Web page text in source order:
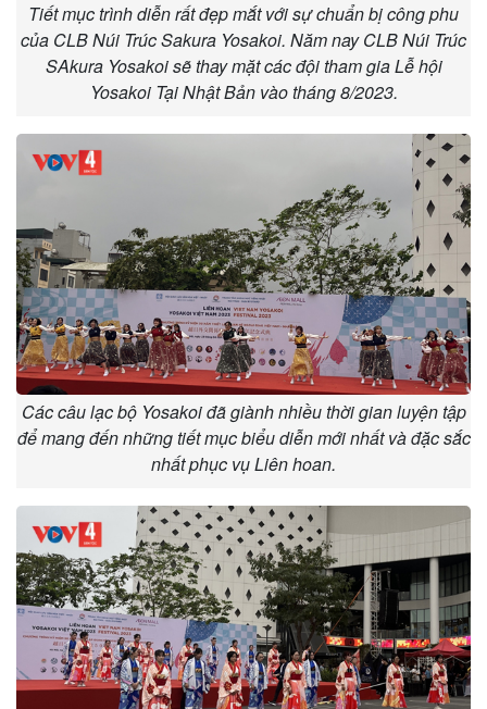
Tiết mục trình diễn rất đẹp mắt với sự chuẩn bị công phu
của CLB Núi Trúc Sakura Yosakoi. Năm nay CLB Núi Trúc
SAkura Yosakoi sẽ thay mặt các đội tham gia Lễ hội
Yosakoi Tại Nhật Bản vào tháng 8/2023.
Các câu lạc bộ Yosakoi đã giành nhiều thời gian luyện tập
để mang đến những tiết mục biểu diễn mới nhất và đặc sắc
nhất phục vụ Liên hoan.